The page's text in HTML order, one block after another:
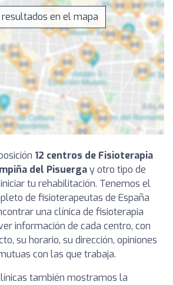
resultados en el mapa
12 centros de Fisioterapia
del Pisuergay otro tipo de
tu rehabilitación. Tenemos el
de fisioterapeutas de España
una clínica de fisioterapia
información de cada centro, con
su horario, su dirección, opiniones
con las que trabaja.
también mostramos la